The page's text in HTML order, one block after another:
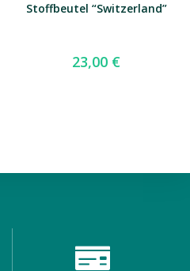
Stoffbeutel “Switzerland”
23,00 €